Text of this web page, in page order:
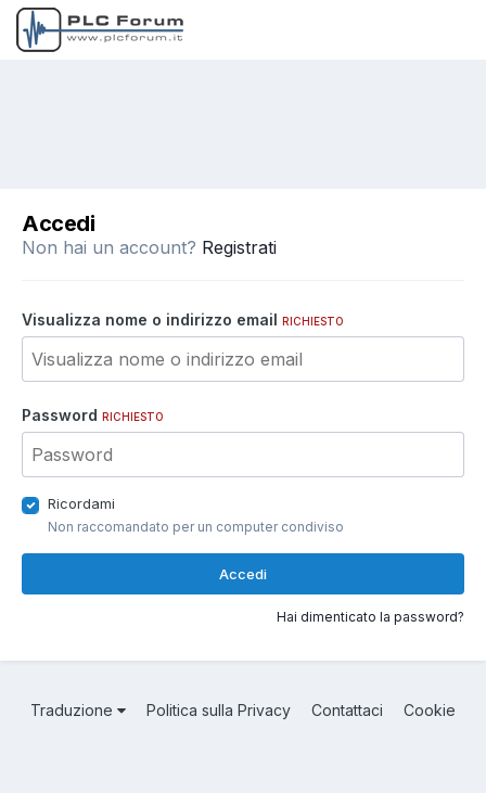
Accedi
Non hai un account? Registrati
Visualizza nome o indirizzo email RICHIESTO
Password RICHIESTO
Ricordami
Non raccomandato per un computer condiviso
Accedi
Hai dimenticato la password?
Traduzione Politica sulla Privacy Contattaci Cookie